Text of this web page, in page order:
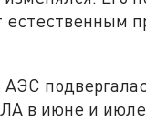
естественным
в июне и июле